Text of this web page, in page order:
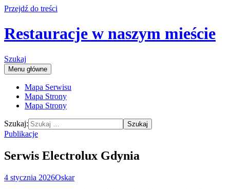
Przejdź do treści
Restauracje w naszym mieście
Szukaj
Menu główne
Mapa Serwisu
Mapa Strony
Mapa Strony
Szukaj:
Publikacje
Serwis Electrolux Gdynia
4 stycznia 2026Oskar